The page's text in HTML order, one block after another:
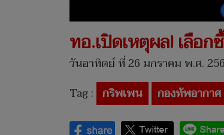
ทอ.เปิดเหตุผล! เลือก
วันอาทิตย์ ที่ 26 มกราคม พ.ศ.
Tag : กริพเพน กองทัพอากาศ